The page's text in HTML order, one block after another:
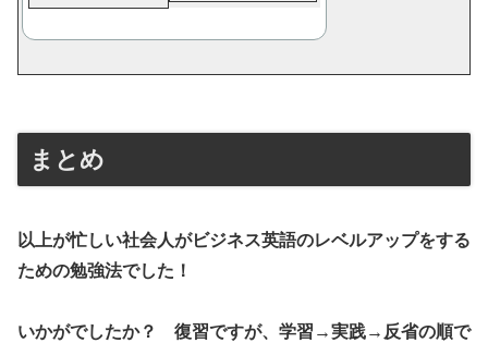
まとめ
以上が忙しい社会人がビジネス英語のレベルアップをする
ための勉強法でした！
いかがでしたか？ 復習ですが、学習→実践→反省の順で